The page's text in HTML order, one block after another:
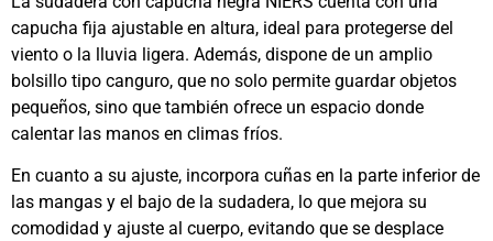
capucha fija ajustable en altura, ideal para protegerse del
viento o la lluvia ligera. Además, dispone de un amplio
bolsillo tipo canguro, que no solo permite guardar objetos
pequeños, sino que también ofrece un espacio donde
calentar las manos en climas fríos.
En cuanto a su ajuste, incorpora cuñas en la parte inferior de
las mangas y el bajo de la sudadera, lo que mejora su
comodidad y ajuste al cuerpo, evitando que se desplace